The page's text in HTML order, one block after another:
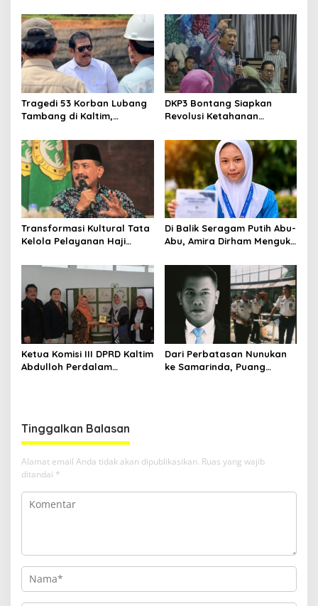
Korupsi dan Kemiskinan
Jawaban Kebutuhan
Rakyat
Tragedi 53 Korban Lubang
Tambang di Kaltim,
Total Tata Kelola
DKP3 Bontang Siapkan
Revolusi Ketahanan
Smartani Jadi Senjata
Transformasi Kultural Tata
Kelola Pelayanan Haji
Di Balik Seragam Putih Abu-
Abu, Amira Dirham Mengukir
Nasional
Ketua Komisi III DPRD Kaltim
Abdulloh Perdalam
Dari Perbatasan Nunukan
ke Samarinda, Puang
Tinggalkan Balasan
Alamat email Anda tidak akan dipublikasikan. Ruas yang wajib
ditandai *